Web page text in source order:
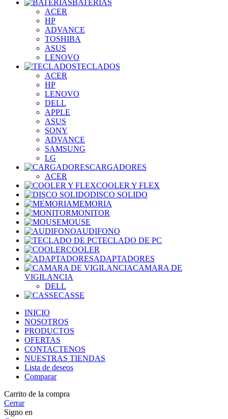
BATERÍAS
ACER
HP
ADVANCE
TOSHIBA
ASUS
LENOVO
TECLADOS
ACER
HP
LENOVO
DELL
APPLE
ASUS
SONY
ADVANCE
SAMSUNG
LG
CARGADORES
ACER
COOLER Y FLEX
DISCO SOLIDO
MEMORIA
MONITOR
MOUSE
AUDIFONO
TECLADO DE PC
COOLER
ADAPTADORES
CAMARA DE
VIGILANCIA
DELL
CASSE
INICIO
NOSOTROS
PRODUCTOS
OFERTAS
CONTACTENOS
NUESTRAS TIENDAS
Lista de deseos
Comparar
Carrito de la compra
Cerrar
Signo en